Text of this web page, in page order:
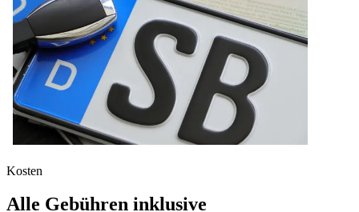
Kosten
Alle Gebühren inklusive